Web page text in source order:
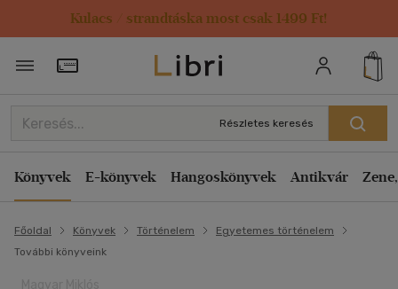
Kulacs / strandtáska most csak 1499 Ft!
Törzsvásárlói Kártya adatai
Részletes keresés
Könyvek E-könyvek Hangoskönyvek Antikvár
Főoldal Könyvek Történelem
Egyetemes történelem
További könyveink